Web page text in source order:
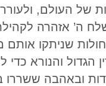
של העולם,
ה’ אזהרה
שניתקו אותם
והנורא כדי
ובאהבה ששררו